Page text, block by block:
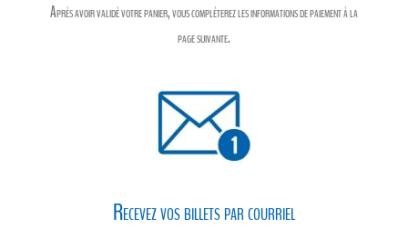
Après avoir validé votre panier, vous compléterez les informations de paiement à la
page suivante.
Recevez vos billets par courriel